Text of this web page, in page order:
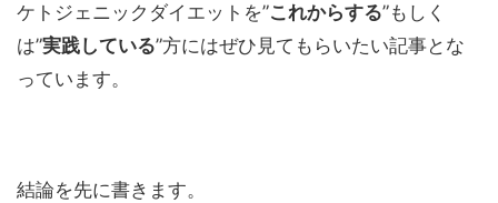
ケトジェニックダイエットを”これからする”もしく
は”実践している”方にはぜひ見てもらいたい記事とな
っています。
結論を先に書きます。